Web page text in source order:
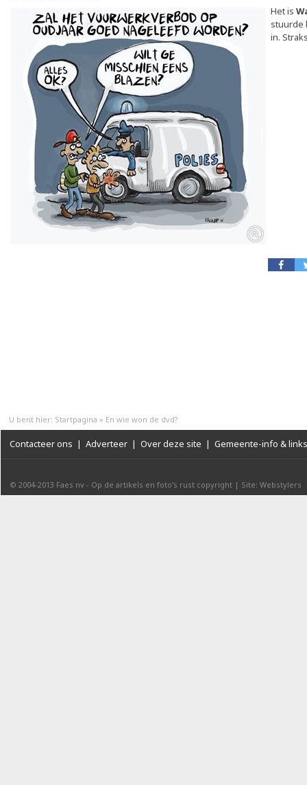
Het is
stuurde
in.
U bent hier: Startpagina » En wie won de dvd?
Contacteer ons | Adverteer | Over deze site | Gemeente-info & links
© 2004-2013 Faes nv - Op de artikels en foto’s rust copyright | Site: Webstylers